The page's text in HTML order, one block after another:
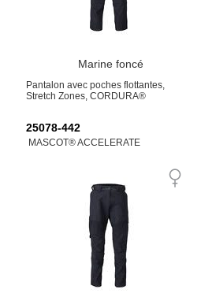
Marine foncé
Pantalon avec poches flottantes,
Stretch Zones, CORDURA®
25078-442
MASCOT® ACCELERATE